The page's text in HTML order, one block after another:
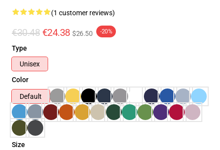
(1 customer reviews)
€30.48 €24.38 $26.50 -20%
Type
Unisex
Color
Default
Size